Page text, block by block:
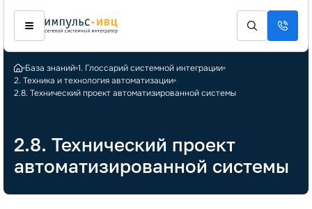
База знаний 1. Глоссарий системной интеграции
2. Техника и технология автоматизации
2.8. Технический проект автоматизированной системы
2.8. Технический проект
автоматизированной системы